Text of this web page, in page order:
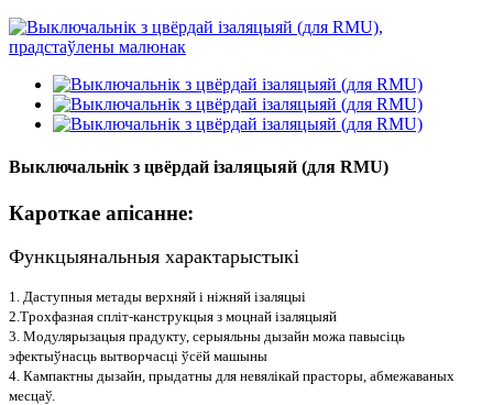
Выключальнік з цвёрдай ізаляцыяй (для RMU)
Кароткае апісанне:
Функцыянальныя характарыстыкі
1. Даступныя метады верхняй і ніжняй ізаляцыі
2.Трохфазная спліт-канструкцыя з моцнай ізаляцыяй
3. Модулярызацыя прадукту, серыяльны дызайн можа павысіць
эфектыўнасць вытворчасці ўсёй машыны
4. Кампактны дызайн, прыдатны для невялікай прасторы, абмежаваных
месцаў.